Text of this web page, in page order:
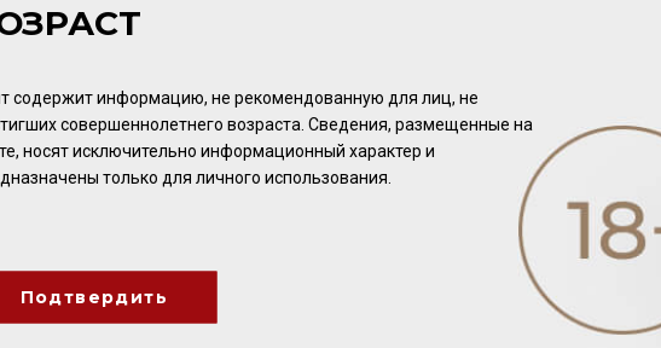
Шампанское / розовое
7 984.00 ₽ 12 800.00 ₽
содержит информацию, не рекомендованную для лиц, не
совершеннолетнего возраста. Сведения, размещенные на
носят исключительно информационный характер и
только для личного использования.
Подтвердить